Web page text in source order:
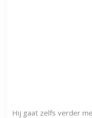
Hij gaat zelfs verder